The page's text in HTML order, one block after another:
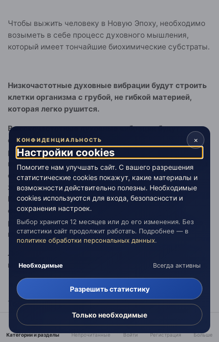
Чтобы выжить человеку в Новую Эпоху, необходимо
возыметь в себе процесс духовного мышления,
который имеет тончайшие биохимические субстраты.
Низкочастотные духовные вибрации будут строить
клетки организма с грубой, не гибкой материей,
которая легко рушится.
Высокочастотные духовные вибрации будут
строить гибкую материю организма человека, не
рвущуюся, не бьющуюся, не ломающуюся, так как
весь спектр жизненных процессов в организме, вся
его биохимия – изменится, что и образует
жизнеустойчивость всего организма человека.
Константа равновесия слияния астрального и
физического планов откроет порталы иных
реальностей на Земле. Всё тайное станет явным, а
гланое понятным.
Люди, наконец – то, поймут, что разные феномены
мистики – это всего лишь разные аспекты материи.
Только тонковибрационные процессы духовно –
интеллектуального мышления способны
нормализовать и держать в гармонии,
Категории и разделы Непрочитанные Войти Регистрация Больше
×
КОНФИДЕНЦИАЛЬНОСТЬ
Настройки cookies
Помогите нам улучшать сайт. С вашего разрешения
статистические cookies покажут, какие материалы и
возможности действительно полезны. Необходимые
cookies используются для входа, безопасности и
сохранения настроек.
Выбор хранится 12 месяцев или до его изменения. Без
статистики сайт продолжит работать. Подробнее — в
политике обработки персональных данных.
Необходимые Всегда активны
Разрешить статистику
Только необходимые